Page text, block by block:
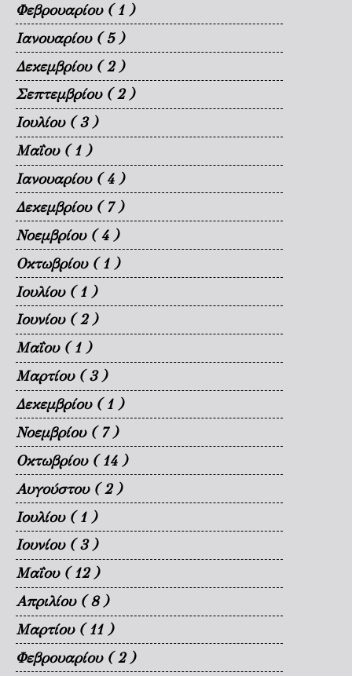
Φεβρουαρίου ( 1 )
Ιανουαρίου ( 5 )
Δεκεμβρίου ( 2 )
Σεπτεμβρίου ( 2 )
Ιουλίου ( 3 )
Μαΐου ( 1 )
Ιανουαρίου ( 4 )
Δεκεμβρίου ( 7 )
Νοεμβρίου ( 4 )
Οκτωβρίου ( 1 )
Ιουλίου ( 1 )
Ιουνίου ( 2 )
Μαΐου ( 1 )
Μαρτίου ( 3 )
Δεκεμβρίου ( 1 )
Νοεμβρίου ( 7 )
Οκτωβρίου ( 14 )
Αυγούστου ( 2 )
Ιουλίου ( 1 )
Ιουνίου ( 3 )
Μαΐου ( 12 )
Απριλίου ( 8 )
Μαρτίου ( 11 )
Φεβρουαρίου ( 2 )